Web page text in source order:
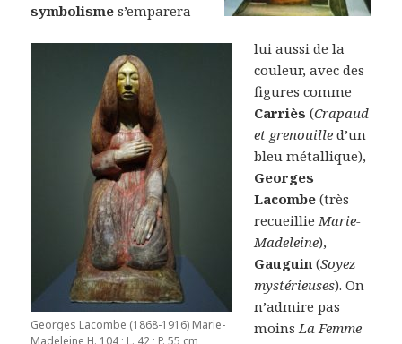
Georges Lacombe (1868-1916) Marie-
symbolisme s’emparera
lui aussi de la
couleur, avec des
figures comme
Carriès (Crapaud
et grenouille d’un
bleu métallique),
Georges
Lacombe (très
recueillieMarie-
Madeleine),
Gauguin (Soyez
mystérieuses). On
n’admire pas
moinsLa Femme